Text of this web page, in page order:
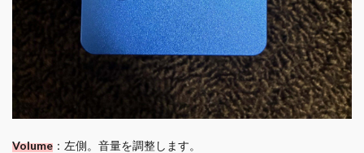
Volume ：左側。音量を調整します。